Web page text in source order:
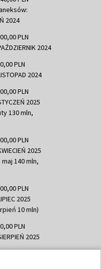
2024
PLN
2024
PLN
2024
PLN
2025
130 mln,
PLN
2025
140 mln,
PLN
2025
10 mln)
PLN
2025
PLN